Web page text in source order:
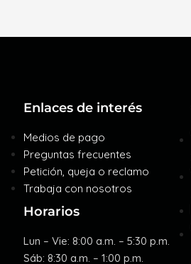
Enlaces de interés
Medios de pago
Preguntas frecuentes
Petición, queja o reclamo
Trabaja con nosotros
Horarios
Lun – Vie: 8:00 a.m. – 5:30 p.m.
Sáb: 8:30 a.m. – 1:00 p.m.